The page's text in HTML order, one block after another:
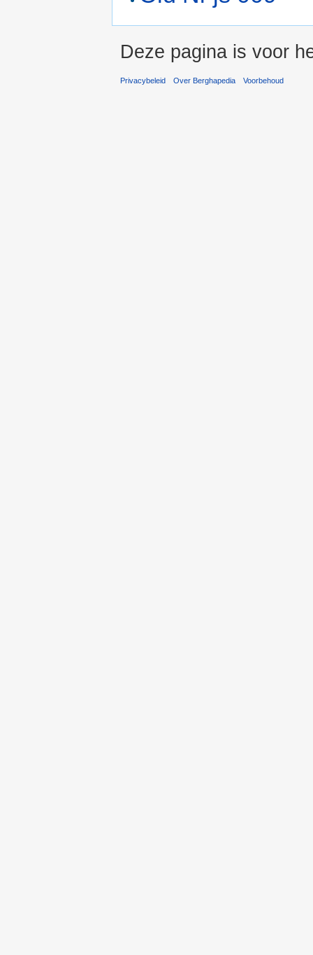
Deze pagina is voor
Privacybeleid Over Berghapedia Voorbehoud